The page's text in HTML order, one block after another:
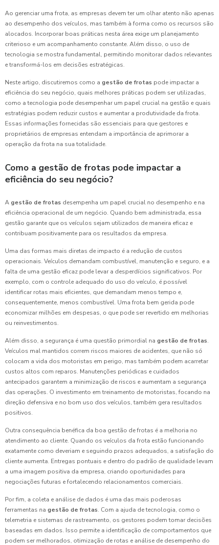
Ao gerenciar uma frota, as empresas devem ter um olhar atento não apenas
ao desempenho dos veículos, mas também à forma como os recursos são
alocados. Incorporar boas práticas nesta área exige um planejamento
criterioso e um acompanhamento constante. Além disso, o uso de
tecnologia se mostra fundamental, permitindo monitorar dados relevantes
e transformá-los em decisões estratégicas.
Neste artigo, discutiremos como a gestão de frotas pode impactar a
eficiência do seu negócio, quais melhores práticas podem ser utilizadas,
como a tecnologia pode desempenhar um papel crucial na gestão e quais
estratégias podem reduzir custos e aumentar a produtividade da frota.
Essas informações fornecidas são essenciais para que gestores e
proprietários de empresas entendam a importância de aprimorar a
operação da frota na sua totalidade.
Como a gestão de frotas pode impactar a
eficiência do seu negócio?
A gestão de frotas desempenha um papel crucial no desempenho e na
eficiência operacional de um negócio. Quando bem administrada, essa
gestão garante que os veículos sejam utilizados de maneira eficaz e
contribuam positivamente para os resultados da empresa.
Uma das formas mais diretas de impacto é a redução de custos
operacionais. Veículos demandam combustível, manutenção e seguro, e a
falta de uma gestão eficaz pode levar a desperdícios significativos. Por
exemplo, com o controle adequado do uso do veículo, é possível
identificar rotas mais eficientes, que demandam menos tempo e,
consequentemente, menos combustível. Uma frota bem gerida pode
economizar milhões em despesas, o que pode ser revertido em melhorias
ou reinvestimentos.
Além disso, a segurança é uma questão primordial na gestão de frotas.
Veículos mal mantidos correm riscos maiores de acidentes, que não só
colocam a vida dos motoristas em perigo, mas também podem acarretar
custos altos com reparos. Manutenções periódicas e cuidados
antecipados garantem a minimização de riscos e aumentam a segurança
das operações. O investimento em treinamento de motoristas, focando na
direção defensiva e no bom uso dos veículos, também gera resultados
positivos.
Outra consequência benéfica da boa gestão de frotas é a melhoria no
atendimento ao cliente. Quando os veículos da frota estão funcionando
exatamente como deveriam e seguindo prazos adequados, a satisfação do
cliente aumenta. Entregas pontuais e dentro do padrão de qualidade levam
a uma imagem positiva da empresa, criando oportunidades para
negociações futuras e fortalecendo relacionamentos comerciais.
Por fim, a coleta e análise de dados é uma das mais poderosas
ferramentas na gestão de frotas. Com a ajuda de tecnologia, como o
telemetria e sistemas de rastreamento, os gestores podem tomar decisões
baseadas em dados. Isso permite a identificação de comportamentos que
podem ser melhorados, otimização de rotas e análise de desempenho do